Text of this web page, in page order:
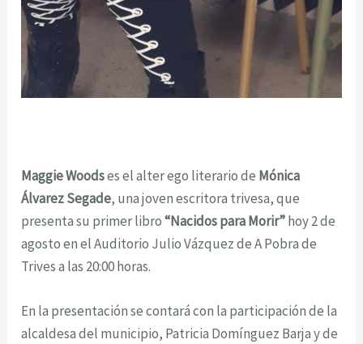
Maggie Woodses el alter ego literario de Mónica
Álvarez Segade, una joven escritora trivesa, que
presenta su primer libro“Nacidos para Morir”hoy 2 de
agosto en el Auditorio Julio Vázquez de A Pobra de
Trives a las 20:00 horas.
En la presentación se contará con la participación de la
alcaldesa del municipio, Patricia Domínguez Barja y de